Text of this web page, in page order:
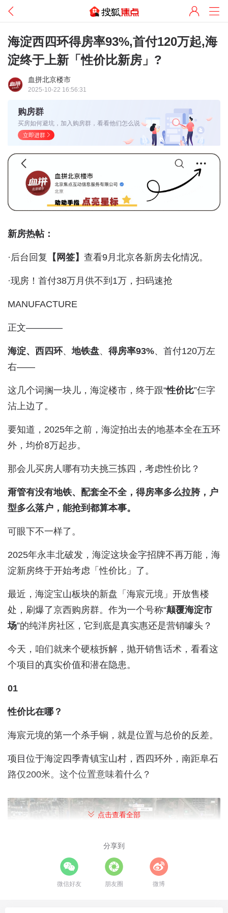
海淀西四环得房率93%,首付120万起,海
淀终于上新「性价比新房」?
血拼北京楼市
2025-10-22 16:56:31
购房群
买房如何避坑，加入购房群，看看他们怎么说
立即进群
新房热帖：
·后台回复 【网签】 查看9月北京各新房去化情况。
·现房！首付38万月供不到1万，扫码速抢
MANUFACTURE
正文————
海淀、西四环、地铁盘、 得房率93%、首付120万左
右——
这几个词搁一块儿，海淀楼市，终于跟“性价比”仨字
沾上边了。
要知道，2025年之前，海淀拍出去的地基本全在五环
外，均价8万起步。
那会儿买房人哪有功夫挑三拣四，考虑性价比？
甭管有没有地铁、配套全不全，得房率多么拉胯，户
型多么落户，能抢到都算本事。
可眼下不一样了。
2025年永丰北破发，海淀这块金字招牌不再万能，海
淀新房终于开始考虑「性价比」了。
最近，海淀宝山板块的新盘「海宸元境」开放售楼
处，刷爆了京西购房群。作为一个号称“颠覆海淀市
场”的纯洋房社区，它到底是真实惠还是营销噱头？
今天，咱们就来个硬核拆解，抛开销售话术，看看这
个项目的真实价值和潜在隐患。
01
性价比在哪？
海宸元境的第一个杀手锏，就是位置与总价的反差。
项目位于海淀四季青镇宝山村，西四环外，南距阜石
路仅200米。这个位置意味着什么？
点击查看全部
分享到
微信好友 朋友圈 微博